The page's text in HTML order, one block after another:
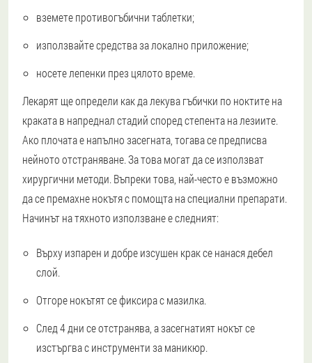
вземете противогъбични таблетки;
използвайте средства за локално приложение;
носете лепенки през цялото време.
Лекарят ще определи как да лекува гъбички по ноктите на
краката в напреднал стадий според степента на лезиите.
Ако плочата е напълно засегната, тогава се предписва
нейното отстраняване. За това могат да се използват
хирургични методи. Въпреки това, най-често е възможно
да се премахне нокътя с помощта на специални препарати.
Начинът на тяхното използване е следният:
Върху изпарен и добре изсушен крак се нанася дебел
слой.
Отгоре нокътят се фиксира с мазилка.
След 4 дни се отстранява, а засегнатият нокът се
изстъргва с инструменти за маникюр.